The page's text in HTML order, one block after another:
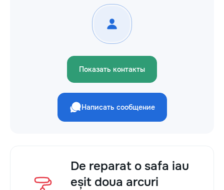
Показать контакты
Написать сообщение
De reparat o safa iau
eșit doua arcuri